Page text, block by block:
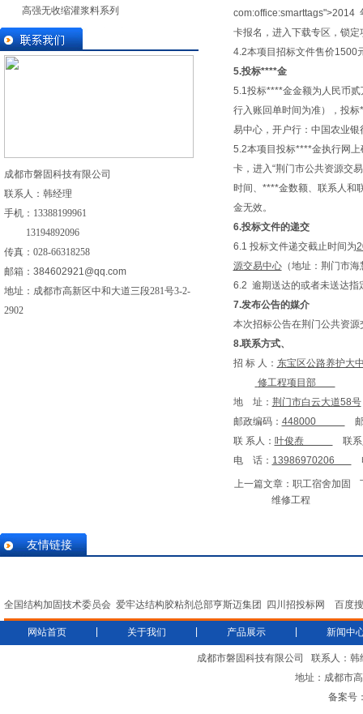
高强无收缩灌浆料系列
成都市磐固科技有限公司
联系人：韩经理
手机： 13388199961
13194892096
传真：028-66318258
邮箱： 384602921@qq.com
地址：成都市高新区中和大道三段281号3-2-
2902
com:office:smarttags">2014
卡报名，进入下载专区，锁
4.2本项目招标文件售价1500
5.投标****金
5.1投标****金金额为人民币
行入账回单时间为准），投
易中心，开户行：中国农业
5.2本项目投标****金执行网
卡，进入“荆门市公共资源交
时间、****金数额、联系人和
金无效。
6.投标文件的递交
6.1 投标文件递交截止时间为
源交易中心（地址：荆门市海
6.2 逾期送达的或者未送达指
7.发布公告的媒介
本次招标公告在荆门公共资源
8.联系方式、
招 标 人： 东宝区公路养护大
修工程项目部
地 址： 荆门市白云大道58号
邮政编码： 448000
邮
联 系人： 叶俊焘
联系
电 话： 13986970206
上一篇文章： 职工宿舍加固
维修工程
友情链接
全国结构加固技术委员会 爱牢达结构胶粘剂总部亨斯迈集团 四川招投标网 百度
网站首页 关于我们 产品展示 新闻中
成都市磐固科技有限公司 联系人：
地址：成都市
备案号